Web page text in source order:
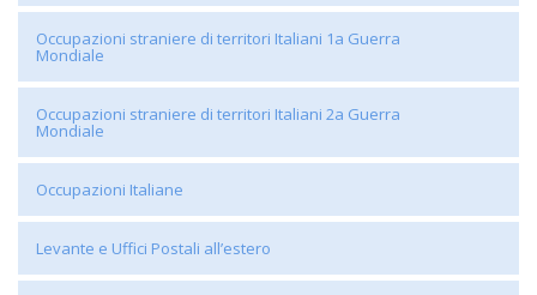
Occupazioni straniere di territori Italiani 1a Guerra
Mondiale
Occupazioni straniere di territori Italiani 2a Guerra
Mondiale
Occupazioni Italiane
Levante e Uffici Postali all’estero